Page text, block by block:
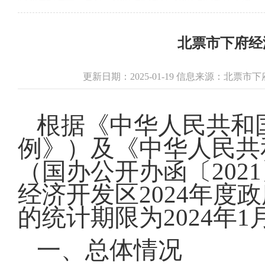
北票市下府
更新日期：2025-01-19 信息来源：北票市
根据《中华人民共
例》）及《中华人民
（国办公开办函〔
经济开发区2024年度
的统计期限为2024年1
一、总体情况